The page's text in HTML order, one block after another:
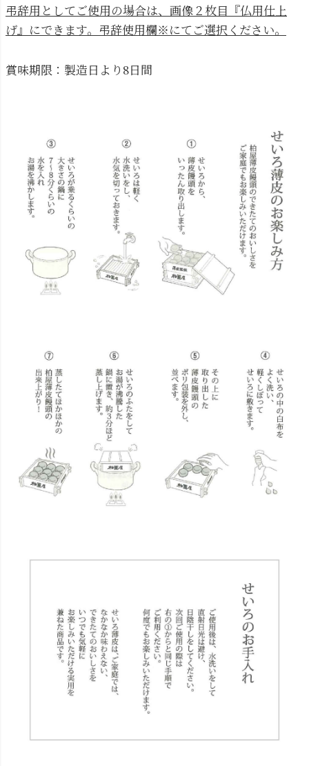
弔辞用としてご使用の場合は、画像２枚目『仏用仕上
げ』にできます。弔辞使用欄※にてご選択ください。
賞味期限：製造日より8日間